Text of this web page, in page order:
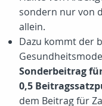
sondern nur von
allein.
Dazu kommt der
Sonderbeitrag
0,5
dem Beitrag für